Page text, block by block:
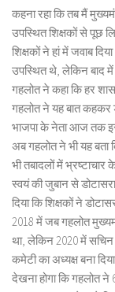
कहना रहा कि तब मैं
उपस्थित शिक्षकों से पूछ
शिक्षकों ने हां में जवाब
उपस्थित थे, लेकिन बाद में
गहलोत ने कहा कि हर
गहलोत ने यह बात कहकर
भाजपा के नेता आज तक
अब गहलोत ने भी यह बता
भी तबादलों में
स्वयं की जुबान से
दिया कि शिक्षकों ने
2018 में जब गहलोत
था, लेकिन 2020 में सचिन
कमेटी का अध्यक्ष बना
देखना होगा कि गहलोत ने